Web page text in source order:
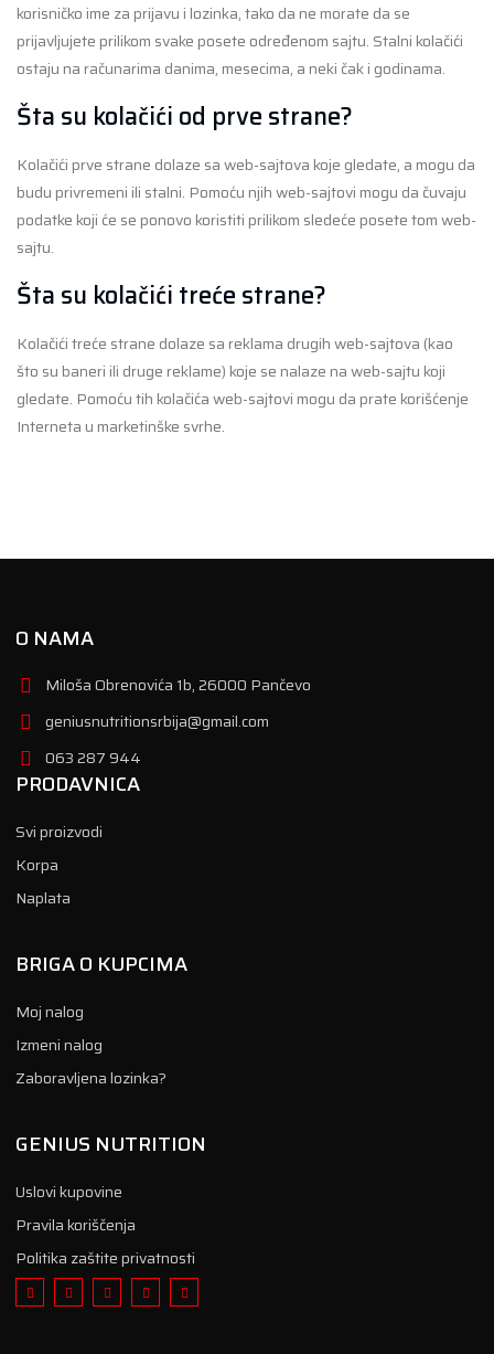
korisničko ime za prijavu i lozinka, tako da ne morate da se
prijavljujete prilikom svake posete određenom sajtu. Stalni kolačići
ostaju na računarima danima, mesecima, a neki čak i godinama.
Šta su kolačići od prve strane?
Kolačići prve strane dolaze sa web-sajtova koje gledate, a mogu da
budu privremeni ili stalni. Pomoću njih web-sajtovi mogu da čuvaju
podatke koji će se ponovo koristiti prilikom sledeće posete tom web-
sajtu.
Šta su kolačići treće strane?
Kolačići treće strane dolaze sa reklama drugih web-sajtova (kao
što su baneri ili druge reklame) koje se nalaze na web-sajtu koji
gledate. Pomoću tih kolačića web-sajtovi mogu da prate korišćenje
Interneta u marketinške svrhe.
O NAMA
Miloša Obrenovića 1b, 26000 Pančevo
geniusnutritionsrbija@gmail.com
063 287 944
PRODAVNICA
Svi proizvodi
Korpa
Naplata
BRIGA O KUPCIMA
Moj nalog
Izmeni nalog
Zaboravljena lozinka?
GENIUS NUTRITION
Uslovi kupovine
Pravila koriščenja
Politika zaštite privatnosti